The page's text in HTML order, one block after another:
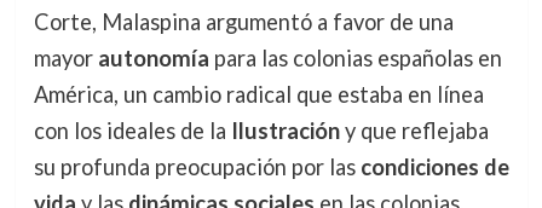
Corte, Malaspina argumentó a favor de una
mayor autonomía para las colonias españolas en
América, un cambio radical que estaba en línea
con los ideales de la Ilustracióny que reflejaba
su profunda preocupación por las condiciones de